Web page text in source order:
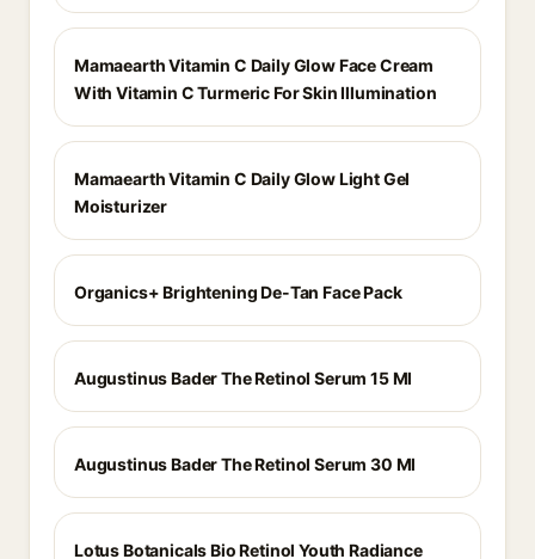
Mamaearth Vitamin C Daily Glow Face Cream
With Vitamin C Turmeric For Skin Illumination
Mamaearth Vitamin C Daily Glow Light Gel
Moisturizer
Organics+ Brightening De-Tan Face Pack
Augustinus Bader The Retinol Serum 15 Ml
Augustinus Bader The Retinol Serum 30 Ml
Lotus Botanicals Bio Retinol Youth Radiance